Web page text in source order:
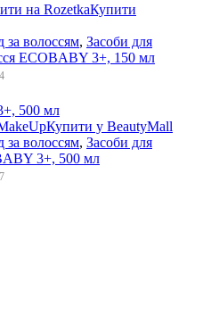
на RozetkaКупити
за волоссям, Засоби для
ECOBABY 3+, 150 мл
Купити у BeautyMall
за волоссям, Засоби для
3+, 500 мл